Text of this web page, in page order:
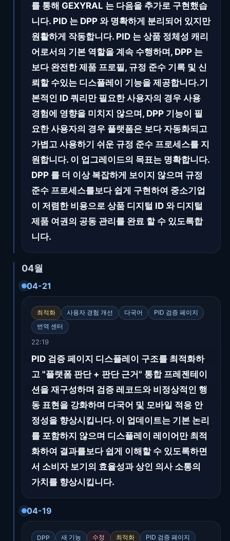
를 통해 GEXYRAL 는 다음을 추가로 구현했습
니다. PID 는 DPP 와 명확하게 분리되어 있지만
원활하게 작동합니다. PID 는 상품 정체성 캐리
어로서의 기본 역할을 계속 수행하며, DPP 는
보다 완전한 제품 프로필, 규정 준수 기록 및 신
뢰할 수있는 디스플레이 기능을 제공합니다.기
본적인 ID 쿼리만 필요한 사용자의 경우 사용
경험에 영향을 미치지 않으며, DPP 기능이 필
요한 사용자의 경우 플랫폼은 보다 자동화되고
가볍고 사용하기 쉬운 규정 준수 프로세스를 지
원합니다. 이 업그레이드의 목표는 명확합니다.
DPP 를 더 이상 복잡하게 보이지 않으며 규정
준수 프로세스를보다 쉽게 구현하여 중소기업
이 저렴한 비용으로 상품 디지털 ID 와 디지털
제품 여권의 공동 관리를 완료 할 수 있도록합
니다.
04월
04-21
최적화 사용자 경험 개선 다국어
PID 검증 페이지
번역 센터
22:19
PID 검증 페이지 디스플레이 구조를 최적화하
고 "플랫폼 판단 + 판단 근거" 통합 프레젠테이
션을 재구성하며 검증 레코드와 비정상적인 행
동 표현을 강화하며 다국어 및 모바일 적응 안
정성을 향상시킵니다. 이 업데이트는 기본 논리
를 포함하지 않으며 디스플레이 레이어만 최적
화하여 결과를보다 쉽게 이해할 수 있도록하면
서 소비자 보기의 효율성과 상인 의사 소통의
가치를 향상시킵니다.
04-19
DPP 새 기능 수정 최적화 PID 검증 페이지